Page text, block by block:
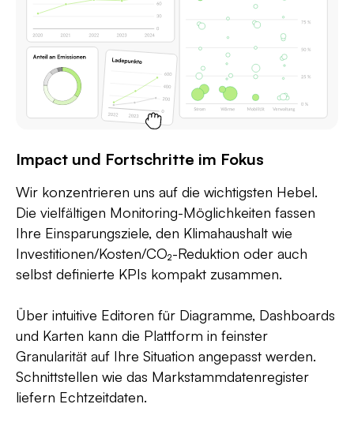
Impact und Fortschritte im Fokus
Wir konzentrieren uns auf die wichtigsten Hebel.
Die vielfältigen Monitoring-Möglichkeiten fassen
Ihre Einsparungsziele, den Klimahaushalt wie
Investitionen/Kosten/CO₂-Reduktion oder auch
selbst definierte KPIs kompakt zusammen.
Über intuitive Editoren für Diagramme, Dashboards
und Karten kann die Plattform in feinster
Granularität auf Ihre Situation angepasst werden.
Schnittstellen wie das Markstammdatenregister
liefern Echtzeitdaten.